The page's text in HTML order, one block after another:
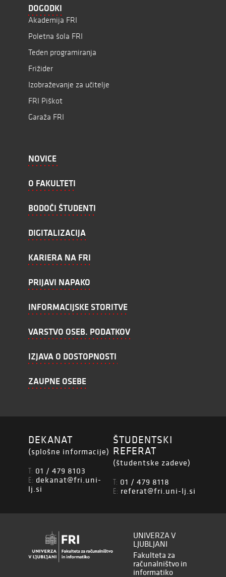
DOGODKI
Akademija FRI
Poletna šola FRI
Teden programiranja
Frižider
Izobraževanje za učitelje
FRI Piškot
Garaža FRI
NOVICE
O FAKULTETI
BODOČI ŠTUDENTI
DIGITALIZACIJA
KARIERA NA FRI
PRIJAVI NAPAKO
INFORMACIJSKE STORITVE
VARSTVO OSEB. PODATKOV
IZJAVA O DOSTOPNOSTI
ZAUPNE OSEBE
DEKANAT
(splošne informacije)
T: 01 / 479 8103
E: dekanat@fri.uni-
lj.si
ŠTUDENTSKI
REFERAT
(študentske zadeve)
T: 01 / 479 8118
E: referat@fri.uni-lj.si
UNIVERZA V
LJUBLJANI
Fakulteta za
računalništvo in
informatiko